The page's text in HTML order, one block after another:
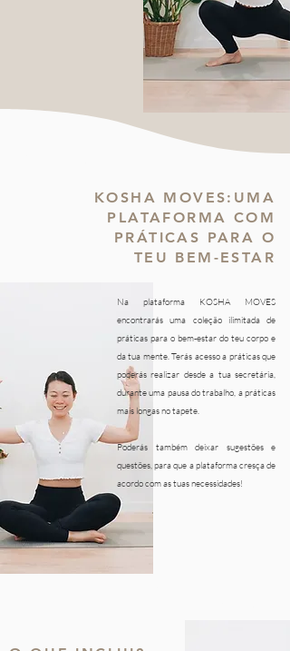
KOSHA MOVES:UMA
PLATAFORMA COM
PRÁTICAS PARA O
TEU BEM-ESTAR
Na plataforma KOSHA MOVES
encontrarás uma coleção ilimitada de
práticas para o bem-estar do teu corpo e
da tua mente. Terás acesso a práticas que
poderás realizar desde a tua secretária,
durante uma pausa do trabalho, a práticas
mais longas no tapete.
Poderás também deixar sugestões e
questões, para que a plataforma cresça de
acordo com as tuas necessidades!